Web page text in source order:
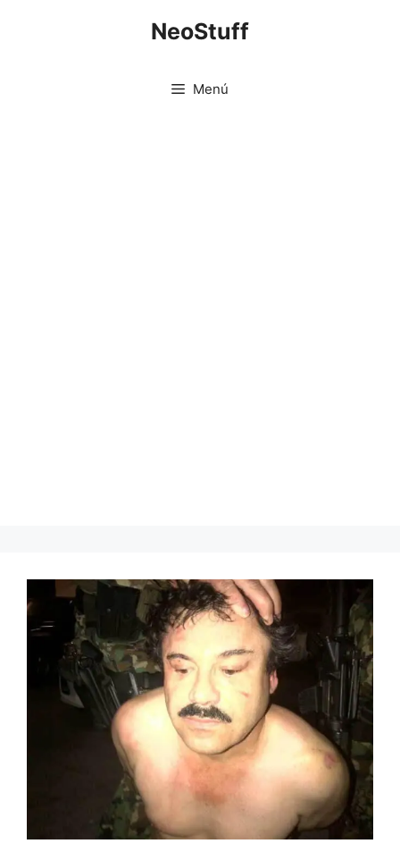
NeoStuff
Menú